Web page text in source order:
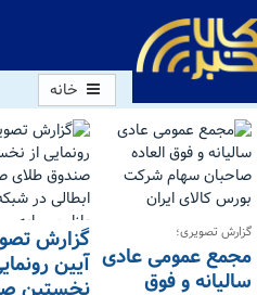
خانه
گزارش تصویری؛
مجمع عمومی عادی
سالیانه و فوق
گزارش
آیین